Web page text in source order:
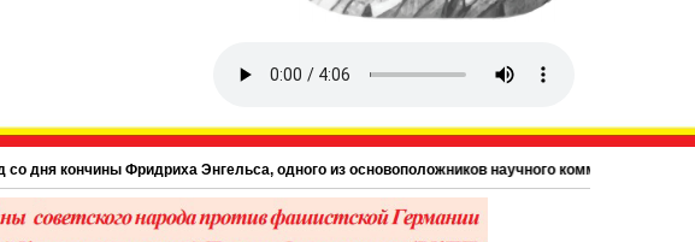
кончины Фридриха Энгельса, одного из основоположников научного коммунизма, близкого